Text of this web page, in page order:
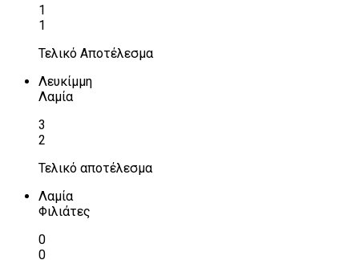
1
1
Τελικό Αποτέλεσμα
Λευκίμμη
Λαμία
3
2
Τελικό αποτέλεσμα
Λαμία
Φιλιάτες
0
0